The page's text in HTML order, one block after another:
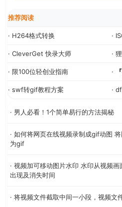
推荐阅读
· H264格式转换 ·
· CleverGet 快录大师 ·
· 限100位轻创业指南 ·
· swf转gif教程方案 ·
· 男人必看！1个简单易行的方法揭秘
· 如何将网页在线视频录制成gif动图
为gif
· 视频加可移动图片水印 水印从视频
出现及消失时间
· 将视频文件截取中间一小段，视频文